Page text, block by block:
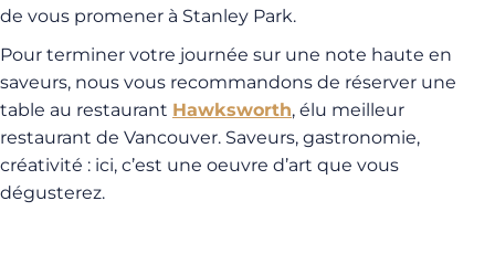
de vous promener à Stanley Park.
Pour terminer votre journée sur une note haute en
saveurs, nous vous recommandons de réserver une
table au restaurant Hawksworth, élu meilleur
restaurant de Vancouver. Saveurs, gastronomie,
créativité : ici, c’est une oeuvre d’art que vous
dégusterez.